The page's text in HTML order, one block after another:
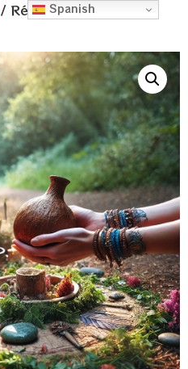
/ Réserver avec 100€ à
Spanish